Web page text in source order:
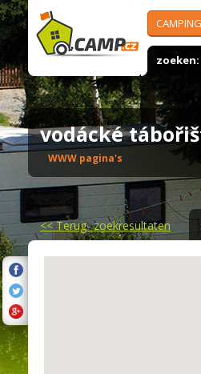
zoeken:
vodácké
WWW pagina's
<<Terug- zoekresultaten